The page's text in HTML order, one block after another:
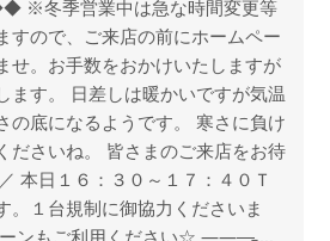
冬季営業中は急な時間変更等
すので、ご来店の前にホームペー
せ。お手数をおかけいたしますが
ます。 日差しは暖かいですが気温
の底になるようです。 寒さに負け
ださいね。 皆さまのご来店をお待
本日１６：３０～１７：４０Ｔ
。１台規制に御協力くださいま
ーンもご利用ください☆ ———̵ ...